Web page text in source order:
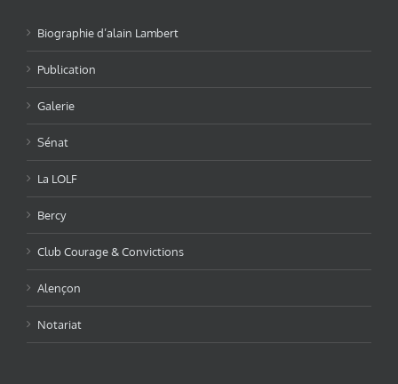
Biographie d’alain Lambert
Publication
Galerie
Sénat
La LOLF
Bercy
Club Courage & Convictions
Alençon
Notariat